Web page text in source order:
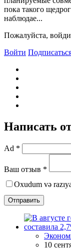
пока такого
наблюдае...
Пожалуйста,
Войти
Написать
Ad *
Ваш отзыв *
Oxudum və
Отправить
10